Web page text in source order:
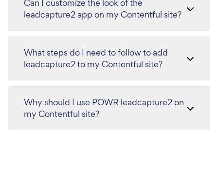
Can I customize the look of the
leadcapture2 app on my Contentful site?
What steps do I need to follow to add
leadcapture2 to my Contentful site?
Why should I use POWR leadcapture2 on
my Contentful site?